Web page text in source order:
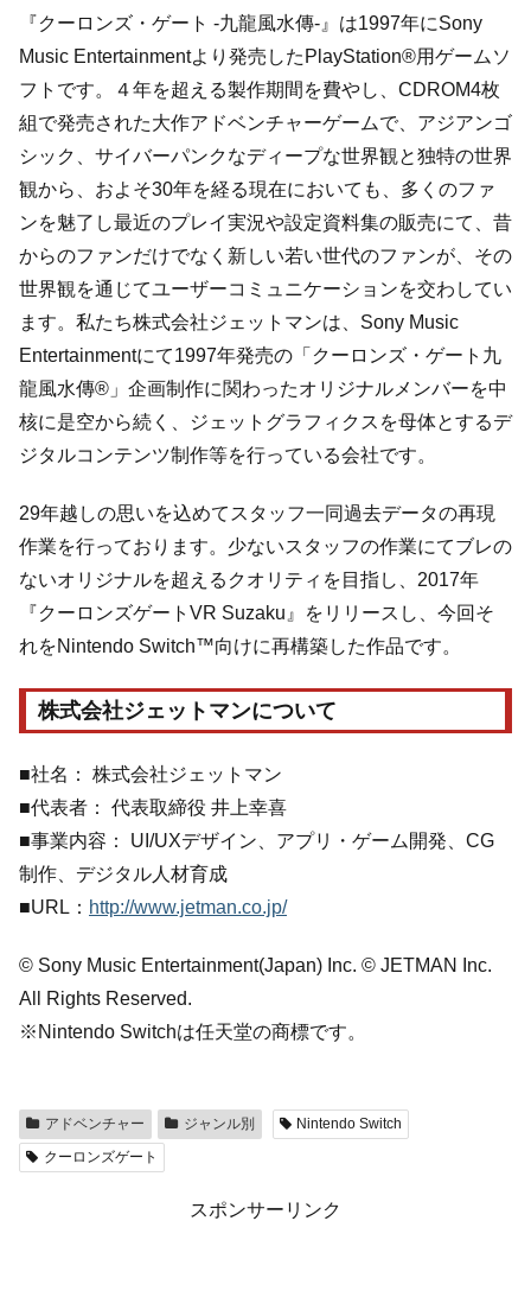
『クーロンズ・ゲート -九龍風水傳-』は1997年にSony
Music Entertainmentより発売したPlayStation®用ゲームソ
フトです。４年を超える製作期間を費やし、CDROM4枚
組で発売された大作アドベンチャーゲームで、アジアンゴ
シック、サイバーパンクなディープな世界観と独特の世界
観から、およそ30年を経る現在においても、多くのファ
ンを魅了し最近のプレイ実況や設定資料集の販売にて、昔
からのファンだけでなく新しい若い世代のファンが、その
世界観を通じてユーザーコミュニケーションを交わしてい
ます。私たち株式会社ジェットマンは、Sony Music
Entertainmentにて1997年発売の「クーロンズ・ゲート九
龍風水傳®」企画制作に関わったオリジナルメンバーを中
核に是空から続く、ジェットグラフィクスを母体とするデ
ジタルコンテンツ制作等を行っている会社です。
29年越しの思いを込めてスタッフ一同過去データの再現
作業を行っております。少ないスタッフの作業にてブレの
ないオリジナルを超えるクオリティを目指し、2017年
『クーロンズゲートVR Suzaku』をリリースし、今回そ
れをNintendo Switch™向けに再構築した作品です。
株式会社ジェットマンについて
■社名： 株式会社ジェットマン
■代表者： 代表取締役 井上幸喜
■事業内容： UI/UXデザイン、アプリ・ゲーム開発、CG
制作、デジタル人材育成
■URL： http://www.jetman.co.jp/
© Sony Music Entertainment(Japan) Inc. © JETMAN Inc.
All Rights Reserved.
※Nintendo Switchは任天堂の商標です。
アドベンチャー ジャンル別
Nintendo Switch
クーロンズゲート
スポンサーリンク